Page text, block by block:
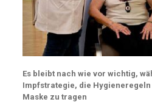
Es bleibt nach wie vor wichtig,
Impfstrategie, die
Maske zu tragen